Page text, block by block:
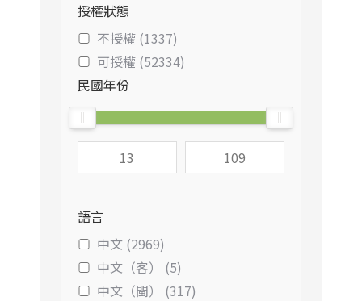
授權狀態
不授權 (1337)
可授權 (52334)
民國年份
語言
中文 (2969)
中文（客） (5)
中文（閩） (317)